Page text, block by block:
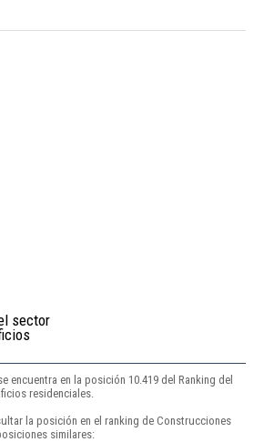
sector
encuentra en la posición 10.419 del Ranking del
residenciales.
la posición en el ranking de Construcciones
similares: